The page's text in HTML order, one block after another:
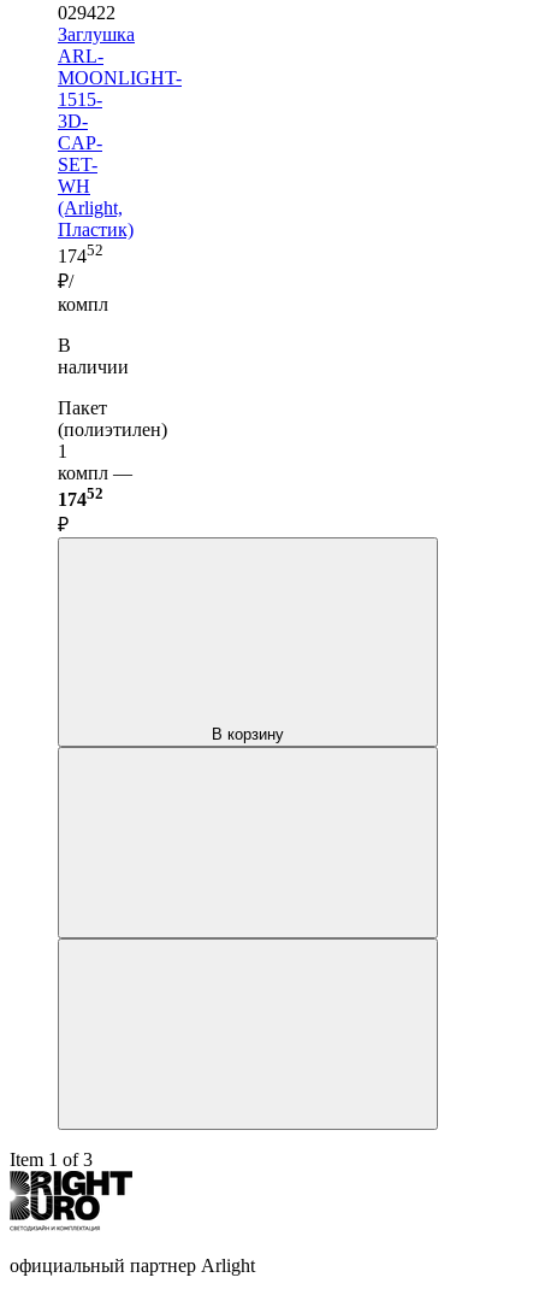
029422
Заглушка
ARL-
MOONLIGHT-
1515-
3D-
CAP-
SET-
WH
(Arlight,
Пластик)
17452
₽/
компл
В
наличии
Пакет
(полиэтилен)
1
компл —
17452
₽
В корзину
Item 1 of 3
официальный партнер Arlight